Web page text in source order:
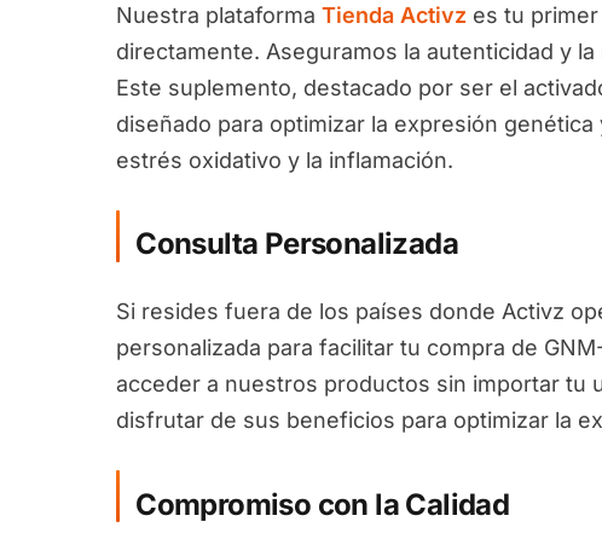
Nuestra plataforma Tienda Activz es tu
directamente. Aseguramos la autenticidad y
Este suplemento, destacado por ser el
diseñado para optimizar la expresión
estrés oxidativo y la inflamación.
Consulta Personalizada
Si resides fuera de los países donde Activz
personalizada para facilitar tu compra de
acceder a nuestros productos sin importar tu
disfrutar de sus beneficios para optimizar la
Compromiso con la Calidad